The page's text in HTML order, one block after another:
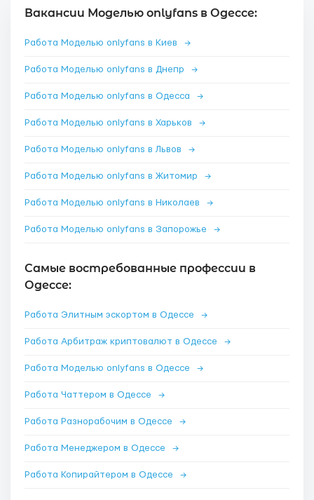
Вакансии Моделью onlyfans в Одессе:
Работа Моделью onlyfans в Киев →
Работа Моделью onlyfans в Днепр →
Работа Моделью onlyfans в Одесса →
Работа Моделью onlyfans в Харьков →
Работа Моделью onlyfans в Львов →
Работа Моделью onlyfans в Житомир →
Работа Моделью onlyfans в Николаев →
Работа Моделью onlyfans в Запорожье →
Самые востребованные профессии в
Одессе:
Работа Элитным эскортом в Одессе →
Работа Арбитраж криптовалют в Одессе →
Работа Моделью onlyfans в Одессе →
Работа Чаттером в Одессе →
Работа Разнорабочим в Одессе →
Работа Менеджером в Одессе →
Работа Копирайтером в Одессе →